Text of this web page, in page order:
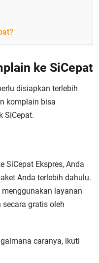
ke SiCepat
disiapkan terlebih
komplain bisa
SiCepat.
SiCepat Ekspres, Anda
Anda terlebih dahulu.
layanan
gratis oleh
caranya, ikuti